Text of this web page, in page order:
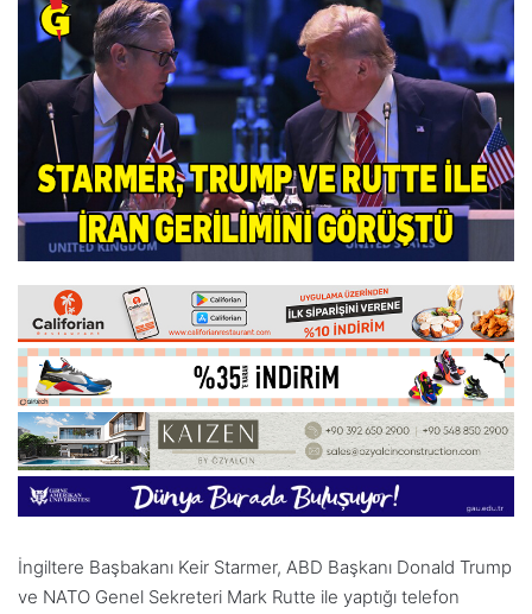
İngiltere Başbakanı Keir Starmer, ABD Başkanı Donald Trump
ve NATO Genel Sekreteri Mark Rutte ile yaptığı telefon